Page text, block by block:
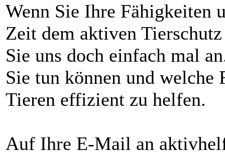
Wenn Sie Ihre Fähigkeiten
Zeit dem aktiven
Sie uns doch einfach mal
Sie tun können und welche
Tieren effizient zu helfen.
Auf Ihre E-Mail an